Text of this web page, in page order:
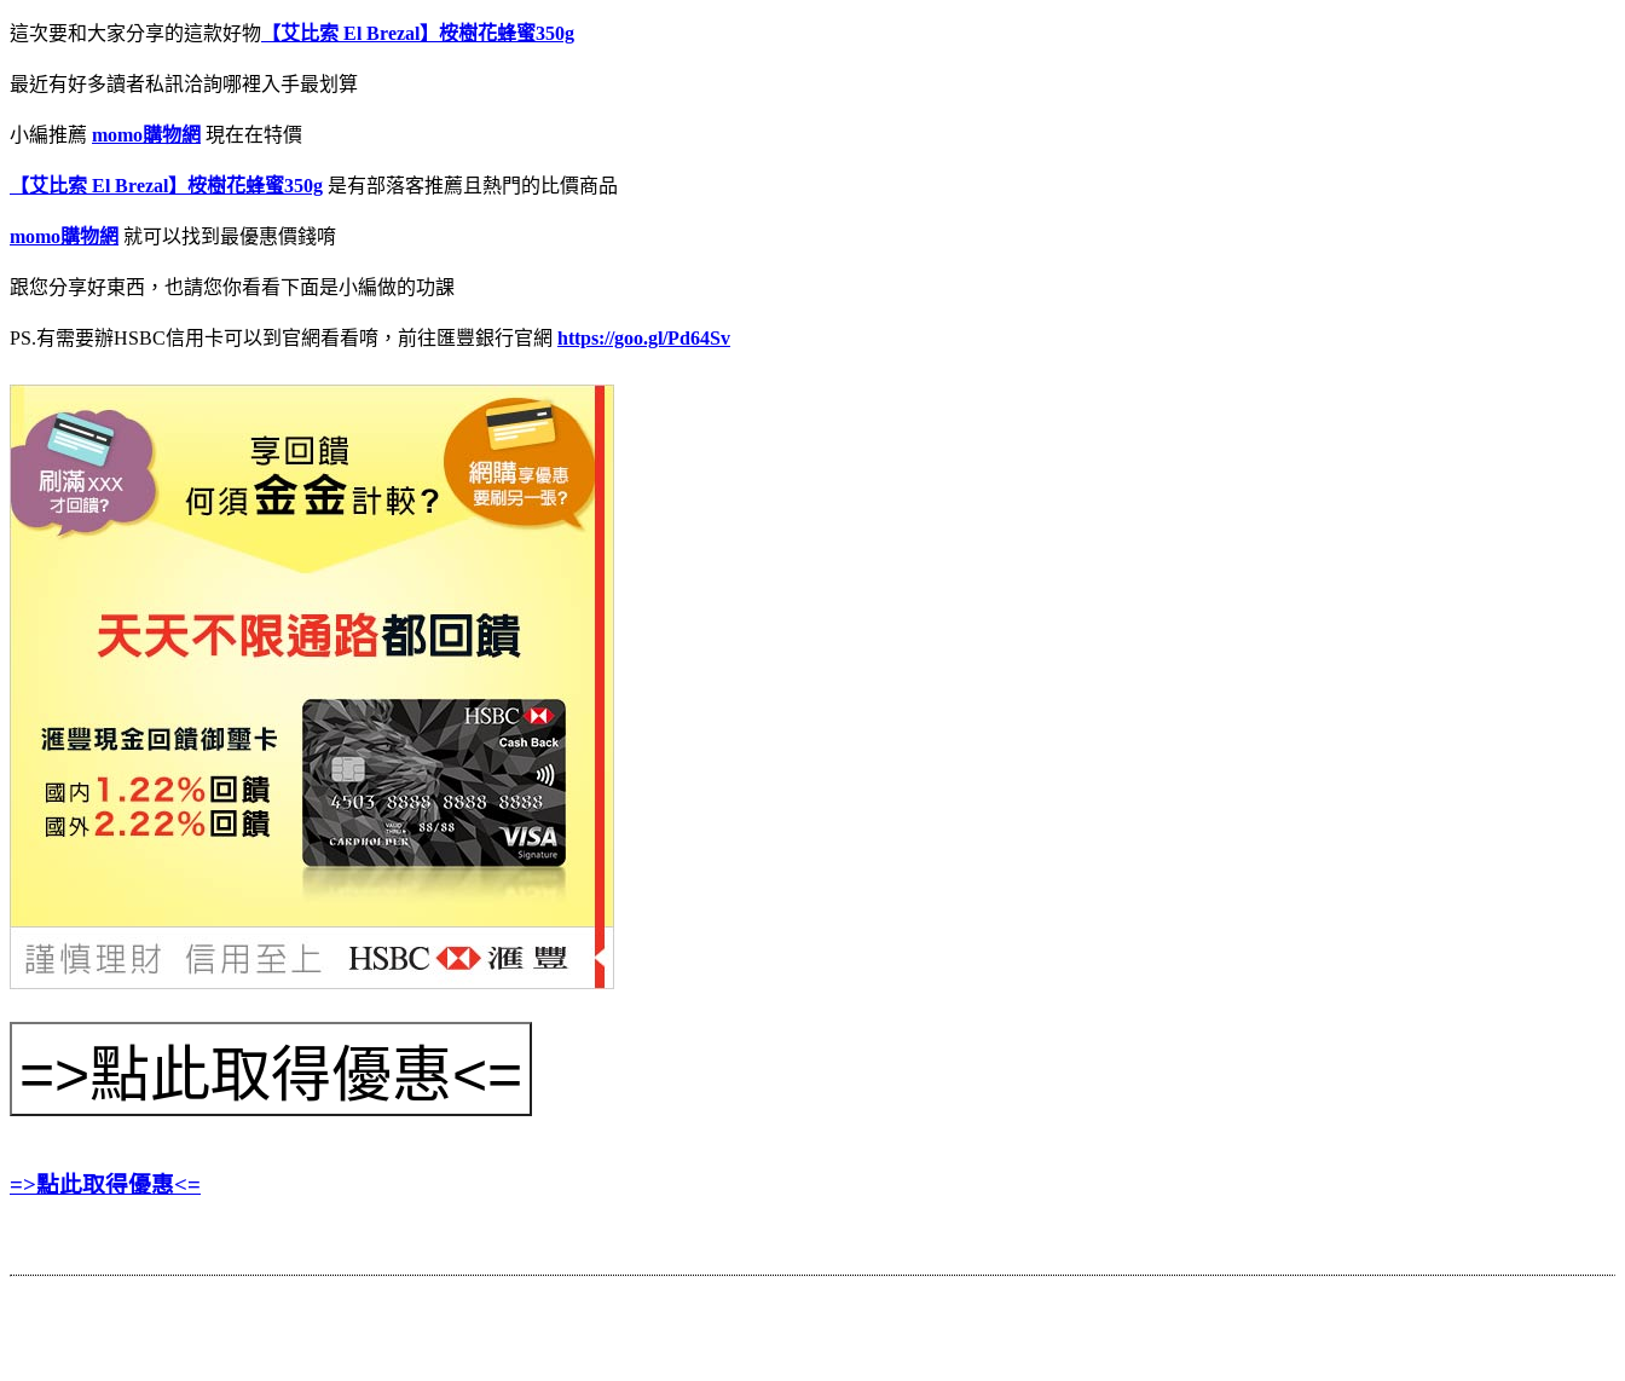
這次要和大家分享的這款好物 【艾比索 El Brezal】桉樹花蜂蜜350g
最近有好多讀者私訊洽詢哪裡入手最划算
小編推薦 momo購物網 現在在特價
【艾比索 El Brezal】桉樹花蜂蜜350g 是有部落客推薦且熱門的比價商品
momo購物網 就可以找到最優惠價錢唷
跟您分享好東西，也請您你看看下面是小編做的功課
PS.有需要辦HSBC信用卡可以到官網看看唷，前往匯豐銀行官網 https://goo.gl/Pd64Sv
=>點此取得優惠<=